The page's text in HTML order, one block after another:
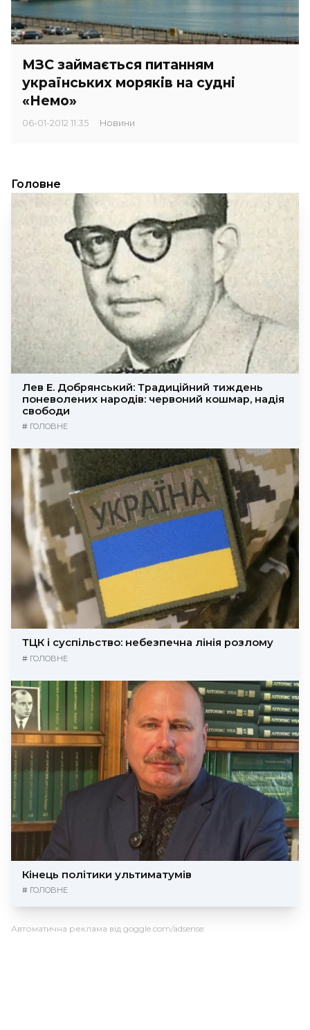
МЗС займається питанням
українських моряків на судні
«Немо»
06-01-2012 11:35 Новини
Головне
Лев Е. Добрянський: Традиційний тиждень
поневолених народів: червоний кошмар, надія
свободи
# ГОЛОВНЕ
ТЦК і суспільство: небезпечна лінія розлому
# ГОЛОВНЕ
Кінець політики ультиматумів
# ГОЛОВНЕ
Автоматична реклама від goggle.com/adsense: